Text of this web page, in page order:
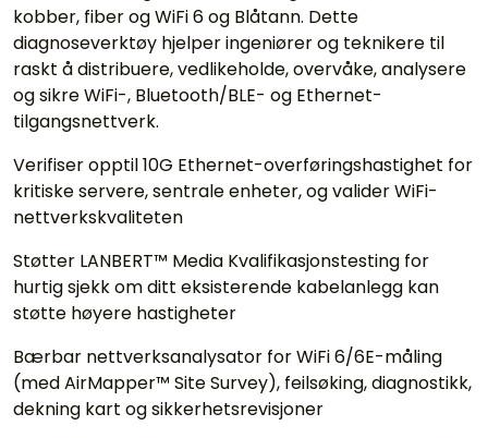
kobber, fiber og WiFi 6 og Blåtann. Dette
diagnoseverktøy hjelper ingeniører og teknikere til
raskt å distribuere, vedlikeholde, overvåke, analysere
og sikre WiFi-, Bluetooth/BLE- og Ethernet-
tilgangsnettverk.
Verifiser opptil 10G Ethernet-overføringshastighet for
kritiske servere, sentrale enheter, og valider WiFi-
nettverkskvaliteten
Støtter LANBERT™ Media Kvalifikasjonstesting for
hurtig sjekk om ditt eksisterende kabelanlegg kan
støtte høyere hastigheter
Bærbar nettverksanalysator for WiFi 6/6E-måling
(med AirMapper™ Site Survey), feilsøking, diagnostikk,
dekning kart og sikkerhetsrevisjoner